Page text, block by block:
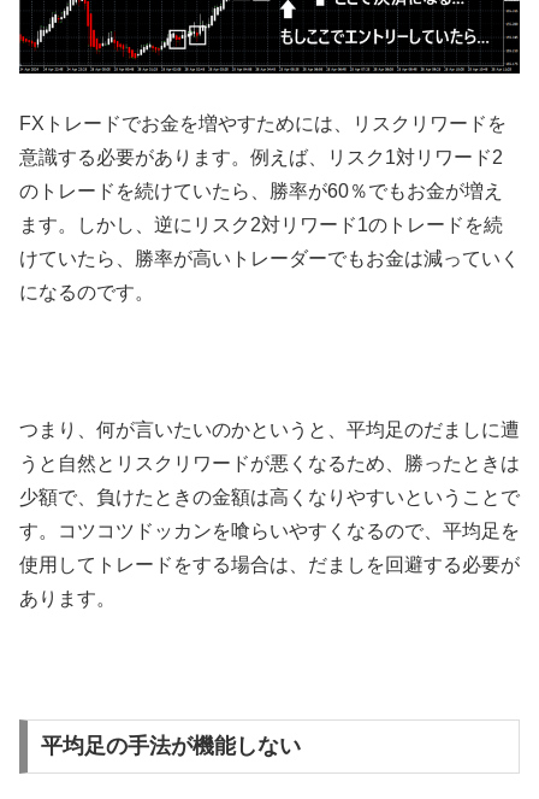
FX トレードでお金を増やすためには、リスクリワードを
意識する必要があります。例えば、リスク 1対リワード2
のトレードを続けていたら、勝率が60％でもお金が増え
ます。しかし、逆にリスク2対リワード1のトレードを続
けていたら、勝率が高いトレーダーでもお金は減っていく
になるのです。
つまり、何が言いたいのかというと、平均足のだましに遭
うと自然とリスクリワードが悪くなるため、勝ったときは
少額で、負けたときの金額は高くなりやすいということで
す。コツコツドッカンを喰らいやすくなるので、平均足を
使用してトレードをする場合は、だましを回避する必要が
あります。
平均足の手法が機能しない